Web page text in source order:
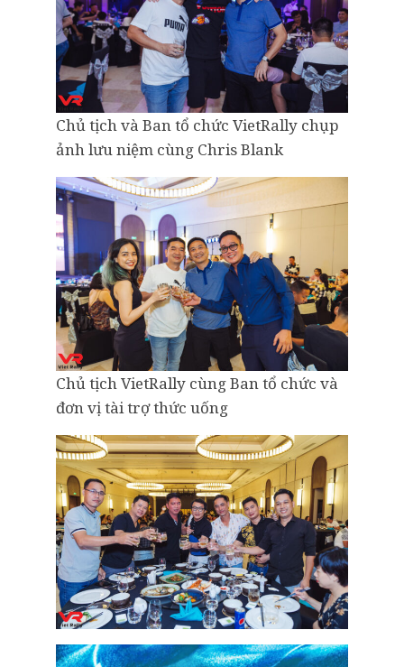
Chủ tịch và Ban tổ chức VietRally chụp
ảnh lưu niệm cùng Chris Blank
Chủ tịch VietRally cùng Ban tổ chức và
đơn vị tài trợ thức uống